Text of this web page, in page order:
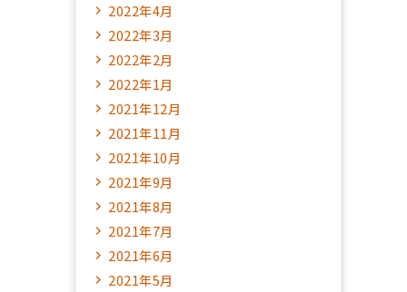
2022年4月
2022年3月
2022年2月
2022年1月
2021年12月
2021年11月
2021年10月
2021年9月
2021年8月
2021年7月
2021年6月
2021年5月